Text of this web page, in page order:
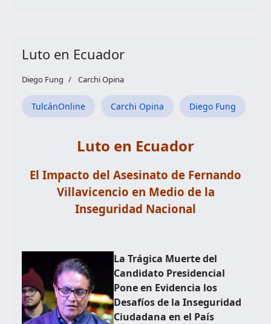
Luto en Ecuador
Diego Fung Carchi Opina
TulcánOnline Carchi Opina Diego Fung
Luto en Ecuador
El Impacto del Asesinato de Fernando
Villavicencio en Medio de la
Inseguridad Nacional
La Trágica Muerte del
Candidato Presidencial
Pone en Evidencia los
Desafíos de la Inseguridad
Ciudadana en el País